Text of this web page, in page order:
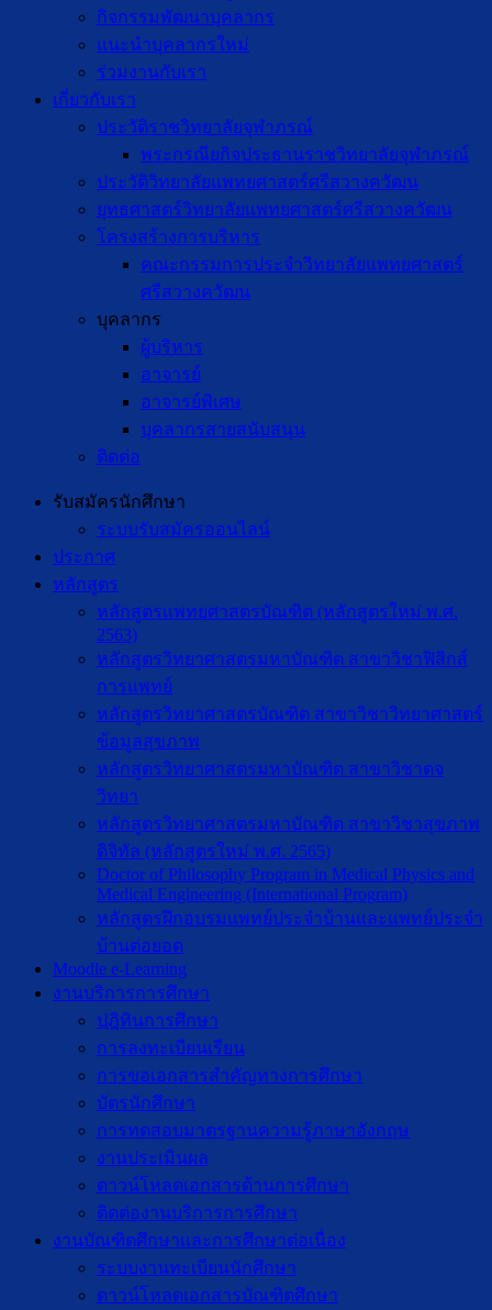
กิจกรรมพัฒนาบุคลากร
แนะนำบุคลากรใหม่
ร่วมงานกับเรา
เกี่ยวกับเรา
ประวัติราชวิทยาลัยจุฬาภรณ์
พระกรณียกิจประธานราชวิทยาลัยจุฬาภรณ์
ประวัติวิทยาลัยแพทยศาสตร์ศรีสวางควัฒน
ยุทธศาสตร์วิทยาลัยแพทยศาสตร์ศรีสวางควัฒน
โครงสร้างการบริหาร
คณะกรรมการประจำวิทยาลัยแพทยศาสตร์
ศรีสวางควัฒน
บุคลากร
ผู้บริหาร
อาจารย์
อาจารย์พิเศษ
บุคลากรสายสนับสนุน
ติดต่อ
รับสมัครนักศึกษา
ระบบรับสมัครออนไลน์
ประกาศ
หลักสูตร
หลักสูตรแพทยศาสตรบัณฑิต (หลักสูตรใหม่ พ.ศ.
2563)
หลักสูตรวิทยาศาสตรมหาบัณฑิต สาขาวิชาฟิสิกส์
การแพทย์
หลักสูตรวิทยาศาสตรบัณฑิต สาขาวิชาวิทยาศาสตร์
ข้อมูลสุขภาพ
หลักสูตรวิทยาศาสตรมหาบัณฑิต สาขาวิชาตจ
วิทยา
หลักสูตรวิทยาศาสตรมหาบัณฑิต สาขาวิชาสุขภาพ
ดิจิทัล (หลักสูตรใหม่ พ.ศ. 2565)
Doctor of Philosophy Program in Medical Physics and
Medical Engineering (International Program)
หลักสูตรฝึกอบรมแพทย์ประจำบ้านและแพทย์ประจำ
บ้านต่อยอด
Moodle e-Learning
งานบริการการศึกษา
ปฎิทินการศึกษา
การลงทะเบียนเรียน
การขอเอกสารสำคัญทางการศึกษา
บัตรนักศึกษา
การทดสอบมาตรฐานความรู้ภาษาอังกฤษ
งานประเมินผล
ดาวน์โหลดเอกสารด้านการศึกษา
ติดต่องานบริการการศึกษา
งานบัณฑิตศึกษาเเละการศึกษาต่อเนื่อง
ระบบงานทะเบียนนักศึกษา
ดาวน์โหลดเอกสารบัณฑิตศึกษา